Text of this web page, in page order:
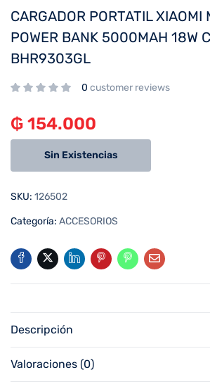
CARGADOR PORTATIL XIAOMI
POWER BANK 5000MAH 18W
BHR9303GL
0 customer reviews
₲ 154.000
Sin Existencias
SKU: 126502
Categoría: ACCESORIOS
Descripción
Valoraciones (0)